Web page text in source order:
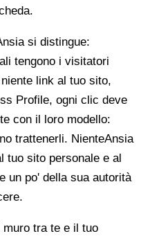
si distingue:
tengono i visitatori
link al tuo sito,
Profile, ogni clic deve
con il loro modello:
trattenerli. NienteAnsia
tuo sito personale e al
un po' della sua autorità
muro tra te e il tuo